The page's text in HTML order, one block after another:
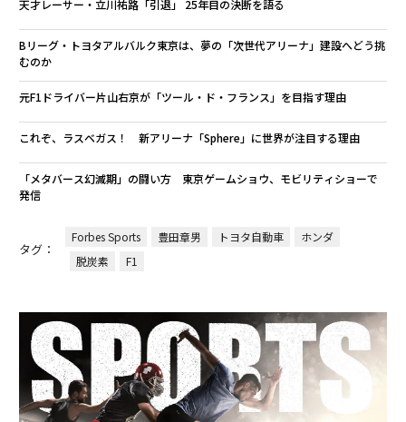
天才レーサー・立川祐路「引退」 25年目の決断を語る
Bリーグ・トヨタアルバルク東京は、夢の「次世代アリーナ」建設へどう挑
むのか
元F1ドライバー片山右京が「ツール・ド・フランス」を目指す理由
これぞ、ラスベガス！ 新アリーナ「Sphere」に世界が注目する理由
「メタバース幻滅期」の闘い方 東京ゲームショウ、モビリティショーで
発信
タグ：
Forbes Sports 豊田章男 トヨタ自動車
ホンダ
脱炭素
F1